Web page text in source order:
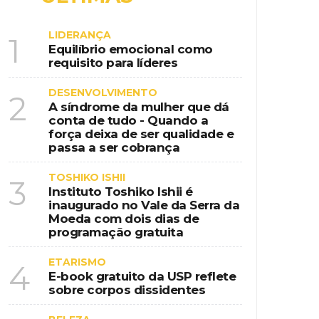
na era da educação digital
country em destino de
programação gratuita
1 LIDERANÇA
Equilíbrio emocional como
requisito para líderes
2 DESENVOLVIMENTO
A síndrome da mulher que dá
conta de tudo - Quando a
força deixa de ser qualidade e
passa a ser cobrança
3 TOSHIKO ISHII
Instituto Toshiko Ishii é
inaugurado no Vale da Serra da
Moeda com dois dias de
programação gratuita
4 ETARISMO
E-book gratuito da USP reflete
sobre corpos dissidentes